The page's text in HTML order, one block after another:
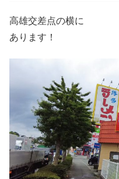
高雄交差点の横に
あります！